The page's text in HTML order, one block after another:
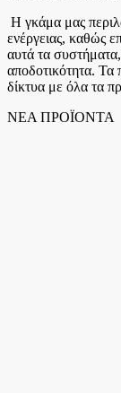
Η γκάμα μας
ενέργειας, καθώς
αυτά τα
αποδοτικότητα. Τα
δίκτυα με όλα τα
ΝΕΑ ΠΡΟΪΟΝΤΑ